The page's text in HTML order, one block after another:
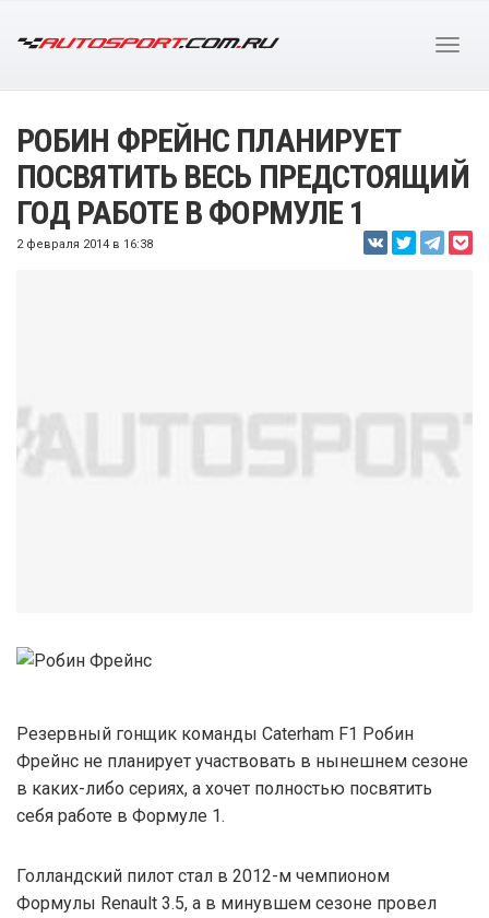
РОБИН ФРЕЙНС ПЛАНИРУЕТ
ПОСВЯТИТЬ ВЕСЬ ПРЕДСТОЯЩИЙ
ГОД РАБОТЕ В ФОРМУЛЕ 1
2 февраля 2014 в 16:38
Резервный гонщик команды Caterham F1 Робин
Фрейнс не планирует участвовать в нынешнем сезоне
в каких-либо сериях, а хочет полностью посвятить
себя работе в Формуле 1.
Голландский пилот стал в 2012-м чемпионом
Формулы Renault 3.5, а в минувшем сезоне провел